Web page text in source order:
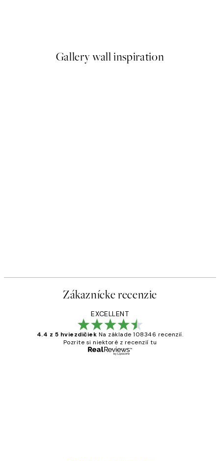
Gallery wall inspiration
Zákaznícke recenzie
EXCELLENT
4.4 z 5 hviezdičiek Na základe 108346 recenzií.
Pozrite si niektoré z recenzií tu